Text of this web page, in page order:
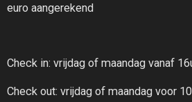
euro aangerekend
Check in: vrijdag of maandag vanaf
Check out: vrijdag of maandag voor